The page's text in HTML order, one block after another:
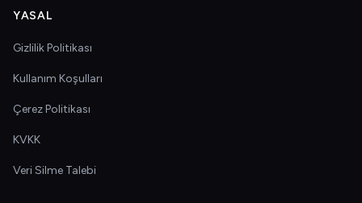
YASAL
Gizlilik Politikası
Kullanım Koşulları
Çerez Politikası
KVKK
Veri Silme Talebi